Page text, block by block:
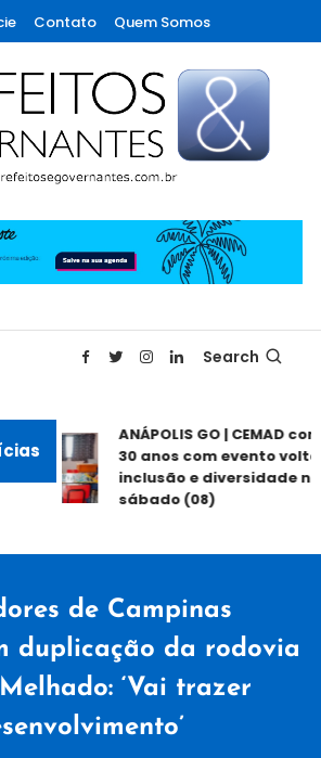
Contato Quem Somos
& Governantes
Search
ANÁPOLIS GO | CEMAD
30 anos com evento
inclusão e diversidade
sábado (08)
de Campinas
duplicação da rodovia
‘Vai trazer